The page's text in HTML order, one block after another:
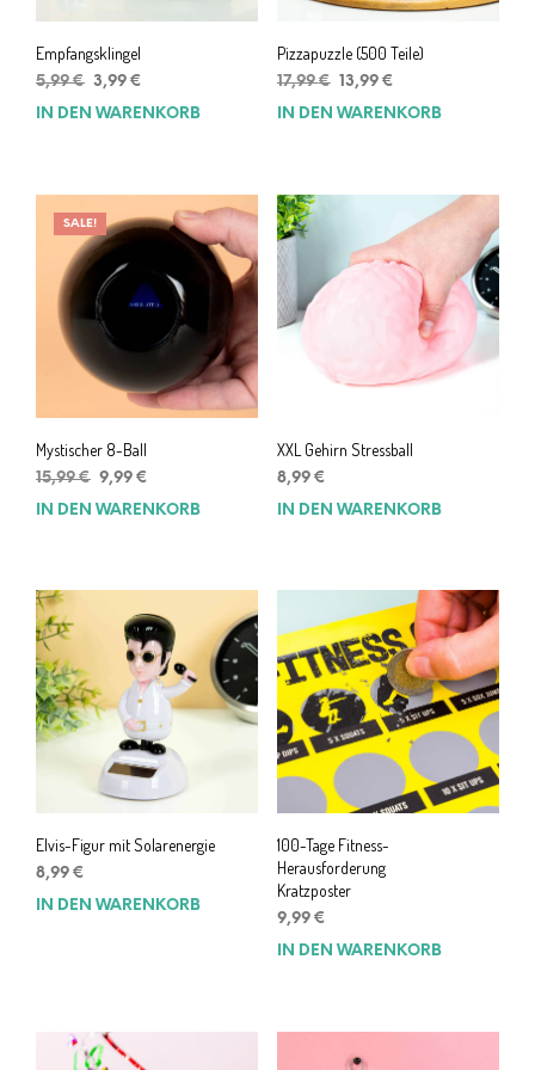
Empfangsklingel
5,99€ Ursprünglicher
Preis
3,99 €
Preis
IN DEN WARENKORB
Pizzapuzzle (500 Teile)
17,99€ Ursprünglicher
Preis
13,99 €Aktueller
Preis
IN DEN WARENKORB
SALE!
Mystischer 8-Ball
15,99€ Ursprünglicher
9,99 €
IN DEN WARENKORB
XXL Gehirn Stressball
8,99 €
IN DEN WARENKORB
Elvis-Figur mit Solarenergie
8,99 €
IN DEN WARENKORB
100-Tage Fitness-
Herausforderung
Kratzposter
9,99 €
IN DEN WARENKORB